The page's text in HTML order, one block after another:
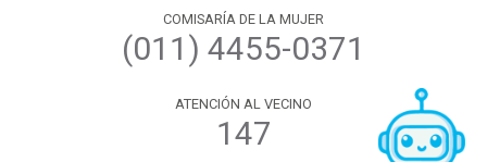
COMISARÍA DE LA MUJER
(011) 4455-0371
ATENCIÓN AL VECINO
147